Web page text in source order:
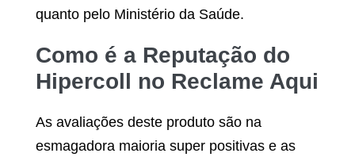
quanto pelo Ministério da Saúde.
Como é a Reputação do
Hipercoll no Reclame Aqui
As avaliações deste produto são na
esmagadora maioria super positivas e as